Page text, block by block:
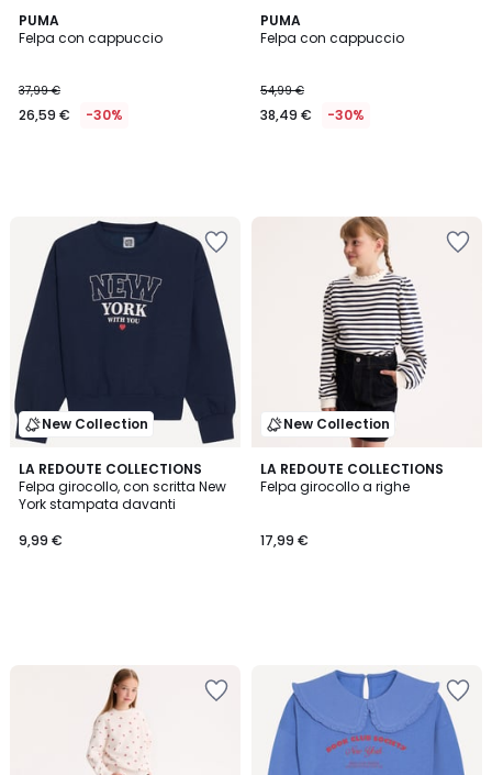
PUMA
Felpa con cappuccio
37,99 €
26,59 € -30%
PUMA
Felpa con cappuccio
54,99 €
38,49 € -30%
New Collection
LA REDOUTE COLLECTIONS
Felpa girocollo, con scritta New
York stampata davanti
9,99 €
New Collection
LA REDOUTE COLLECTIONS
Felpa girocollo a righe
17,99 €